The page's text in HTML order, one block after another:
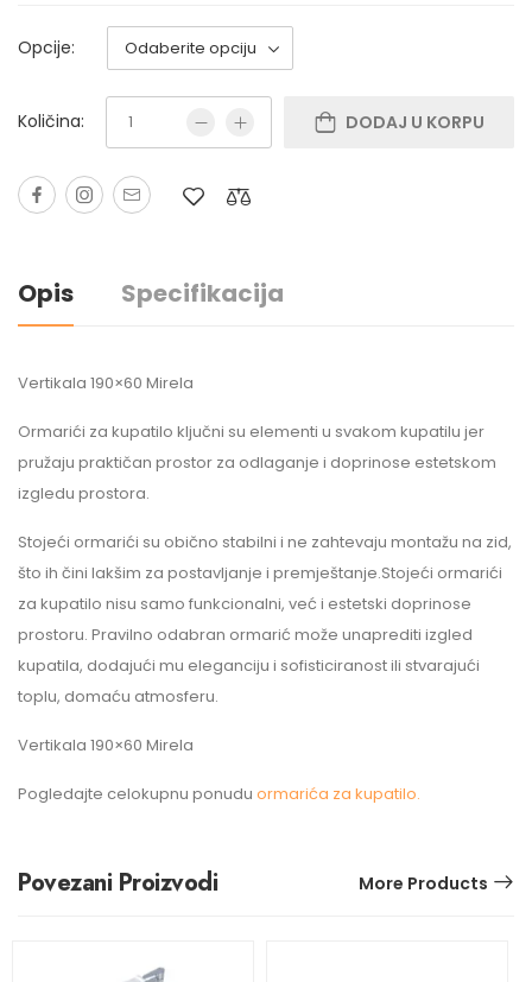
Opcije:
Količina: DODAJ U KORPU
Opis Specifikacija
Vertikala 190×60 Mirela
Ormarići za kupatilo ključni su elementi u svakom kupatilu jer
pružaju praktičan prostor za odlaganje i doprinose estetskom
izgledu prostora.
Stojeći ormarići su obično stabilni i ne zahtevaju montažu na zid,
što ih čini lakšim za postavljanje i premještanje.Stojeći ormarići
za kupatilo nisu samo funkcionalni, već i estetski doprinose
prostoru. Pravilno odabran ormarić može unaprediti izgled
kupatila, dodajući mu eleganciju i sofisticiranost ili stvarajući
toplu, domaću atmosferu.
Vertikala 190×60 Mirela
Pogledajte celokupnu ponudu ormarića za kupatilo.
Povezani Proizvodi More Products